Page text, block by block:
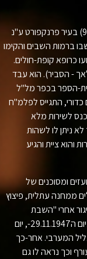
פרנקפורט ע"נ
השבים והקימו
קופת-חולים.
הסביר). הוא עבד
הספר בכפר מל"ל
התגייס לפלמ"ח
לשירות מלא
לו לשהות
ציית והגיע
ומסוכנים של
עתלית, פיצוץ
אחרי "השבת
ה29.11.1947-, יום
המערבי. אחר-כך
נראה לו גם